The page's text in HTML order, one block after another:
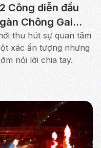
Công diễn đầu
Chông Gai
thu hút sự quan tâm
xác ấn tượng nhưng
nói lời chia tay.